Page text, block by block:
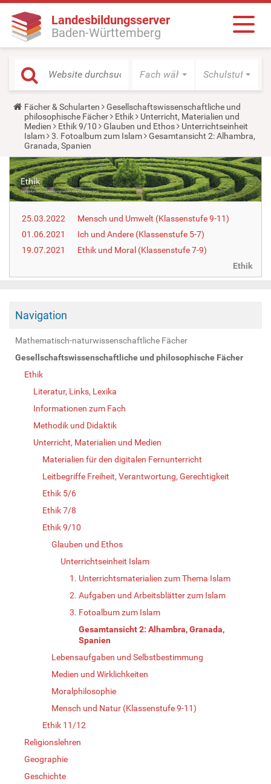
Landesbildungsserver
Baden-Württemberg
Fach wählen Schulstufe
Y
o
u
a
r
e
h
e
r
e
:
Fächer & Schularten
Gesellschaftswissenschaftliche und
philosophische Fächer
Ethik
Unterricht, Materialien und
Medien
Ethik 9/10 Glauben und Ethos
Unterrichtseinheit
Islam
3. Fotoalbum zum Islam
Gesamtansicht 2: Alhambra,
Granada, Spanien
25.03.2022
Mensch und Umwelt (Klassenstufe 9-11)
01.06.2021
Ich und Andere (Klassenstufe 5-7)
19.07.2021
Ethik und Moral (Klassenstufe 7-9)
Ethik
Navigation
Mathematisch-naturwissenschaftliche Fächer
Gesellschaftswissenschaftliche und philosophische Fächer
Ethik
Literatur, Links, Lexika
Informationen zum Fach
Methodik und Didaktik
Unterricht, Materialien und Medien
Materialien für den digitalen Fernunterricht
Leitbegriffe Freiheit, Verantwortung, Gerechtigkeit
Ethik 5/6
Ethik 7/8
Ethik 9/10
Glauben und Ethos
Unterrichtseinheit Islam
1. Unterrichtsmaterialien zum Thema Islam
2. Aufgaben und Arbeitsblätter zum Islam
3. Fotoalbum zum Islam
Gesamtansicht 2: Alhambra, Granada,
Spanien
Lebensaufgaben und Selbstbestimmung
Medien und Wirklichkeiten
Moralphilosophie
Mensch und Natur (Klassenstufe 9-11)
Ethik 11/12
Religionslehren
Geographie
Geschichte